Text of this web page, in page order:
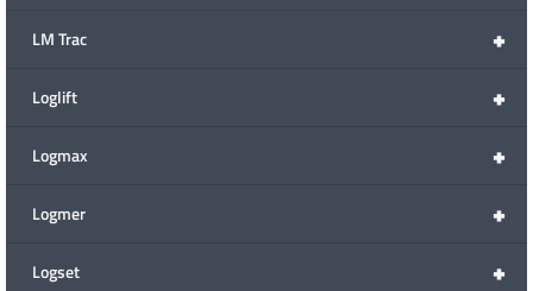
+
LM Trac
+
Loglift
+
Logmax
+
Logmer
+
Logset